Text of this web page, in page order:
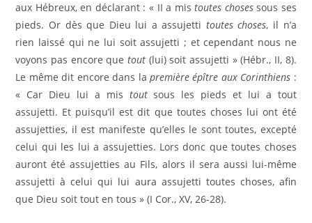
aux Hébreux, en déclarant : « II a mistoutes chosessous ses
pieds. Or dès que Dieu lui a assujetti toutes choses, il n’a
rien laissé qui ne lui soit assujetti ; et cependant nous ne
voyons pas encore quetout (lui) soit assujetti » (Hébr., II, 8).
Le même dit encore dans la première épître aux Corinthiens :
« Car Dieu lui a mis toutsous les pieds et lui a tout
assujetti. Et puisqu’il est dit que toutes choses lui ont été
assujetties, il est manifeste qu’elles le sont toutes, excepté
celui qui les lui a assujetties. Lors donc que toutes choses
auront été assujetties au Fils, alors il sera aussi lui-même
assujetti à celui qui lui aura assujetti toutes choses, afin
que Dieu soit tout en tous » (I Cor., XV, 26-28).